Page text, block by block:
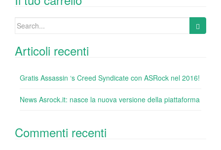
o
k
Search
Articoli recenti
Gratis Assassin ‘s Creed Syndicate con ASRock nel 2016!
News Asrock.it: nasce la nuova versione della piattaforma
Commenti recenti